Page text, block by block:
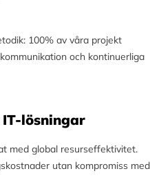
100% av våra projekt
och kontinuerliga
lösningar
med global resurseffektivitet.
utan kompromiss med